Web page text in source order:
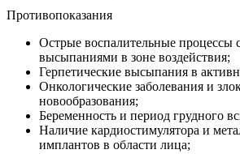
Противопоказания
Острые воспалительные процессы
высыпаниями в зоне воздействия;
Герпетические высыпания в
Онкологические заболевания и
новообразования;
Беременность и период грудного
Наличие кардиостимулятора и
имплантов в области лица;